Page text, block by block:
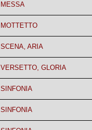
MESSA
MOTTETTO
SCENA, ARIA
VERSETTO, GLORIA
SINFONIA
SINFONIA